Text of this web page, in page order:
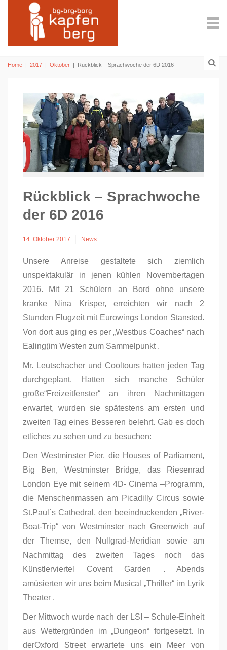
Home | 2017 | Oktober | Rückblick – Sprachwoche der 6D 2016
Rückblick – Sprachwoche
der 6D 2016
14. Oktober 2017 News
Unsere Anreise gestaltete sich ziemlich
unspektakulär in jenen kühlen Novembertagen
2016. Mit 21 Schülern an Bord ohne unsere
kranke Nina Krisper, erreichten wir nach 2
Stunden Flugzeit mit Eurowings London Stansted.
Von dort aus ging es per „Westbus Coaches“ nach
Ealing(im Westen zum Sammelpunkt .
Mr. Leutschacher und Cooltours hatten jeden Tag
durchgeplant. Hatten sich manche Schüler
große“Freizeitfenster“ an ihren Nachmittagen
erwartet, wurden sie spätestens am ersten und
zweiten Tag eines Besseren belehrt. Gab es doch
etliches zu sehen und zu besuchen:
Den Westminster Pier, die Houses of Parliament,
Big Ben, Westminster Bridge, das Riesenrad
London Eye mit seinem 4D- Cinema –Programm,
die Menschenmassen am Picadilly Circus sowie
St.Paul`s Cathedral, den beeindruckenden „River-
Boat-Trip“ von Westminster nach Greenwich auf
der Themse, den Nullgrad-Meridian sowie am
Nachmittag des zweiten Tages noch das
Künstlerviertel Covent Garden . Abends
amüsierten wir uns beim Musical „Thriller“ im Lyrik
Theater .
Der Mittwoch wurde nach der LSI – Schule-Einheit
aus Wettergründen im „Dungeon“ fortgesetzt. In
derOxford Street erwartete uns ein Meer von